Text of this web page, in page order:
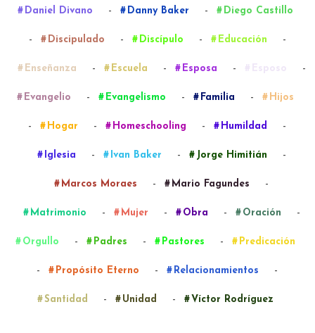
Daniel Divano - Danny Baker - Diego Castillo
- Discipulado - Discípulo - Educación -
Enseñanza - Escuela - Esposa - Esposo -
Evangelio - Evangelismo - Familia - Hijos
- Hogar - Homeschooling - Humildad -
Iglesia - Ivan Baker - Jorge Himitián -
Marcos Moraes - Mario Fagundes -
Matrimonio - Mujer - Obra - Oración -
Orgullo - Padres - Pastores - Predicación
- Propósito Eterno - Relacionamientos -
Santidad - Unidad - Víctor Rodríguez